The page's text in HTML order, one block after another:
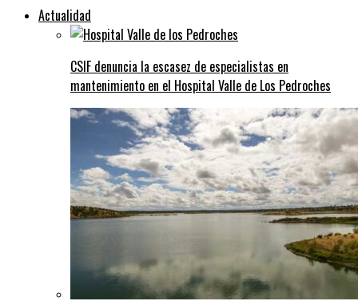
Actualidad
CSIF denuncia la escasez de especialistas en
mantenimiento en el Hospital Valle de Los Pedroches